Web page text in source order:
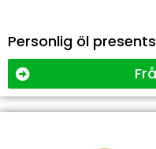
Personlig öl